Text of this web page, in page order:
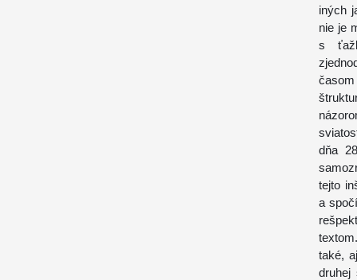
iných
nie je
s
dňa
tejto
a
také,